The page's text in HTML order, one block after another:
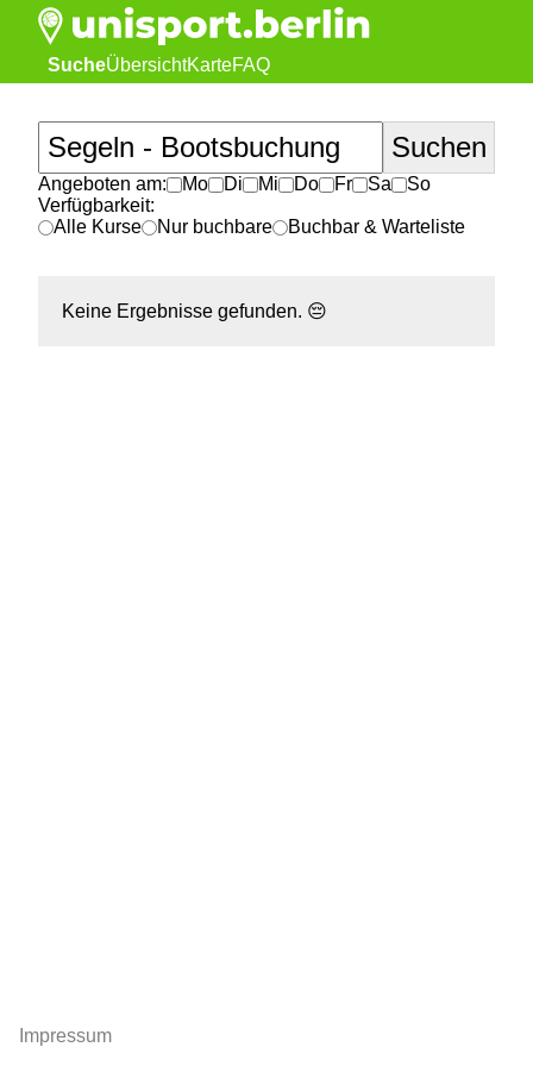
SucheÜbersichtKarteFAQ
Angeboten am: Mo Di Mi Do Fr Sa
So
Verfügbarkeit:
Alle Kurse
Nur buchbare Buchbar & Warteliste
Keine Ergebnisse gefunden. 😔
Impressum